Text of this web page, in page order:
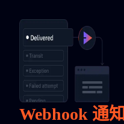
Webhook 通知